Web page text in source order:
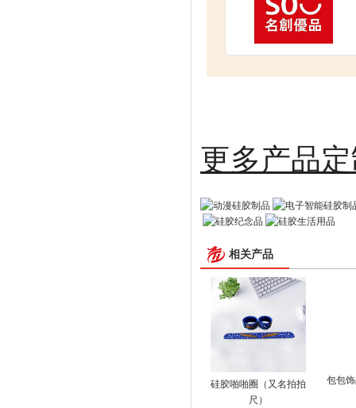
更多
相关产品
硅胶啪啪圈（又名拍拍
尺）
包包